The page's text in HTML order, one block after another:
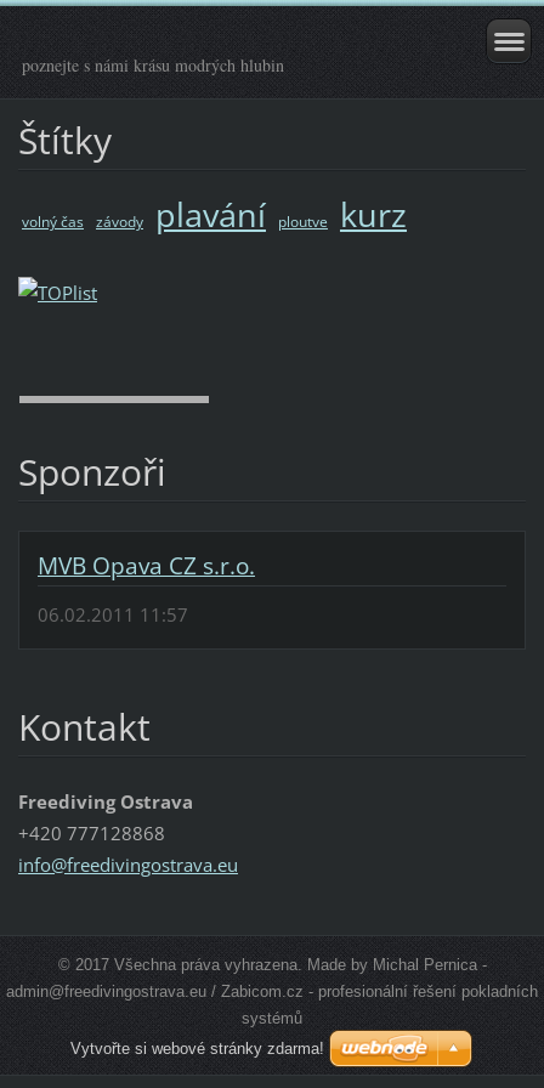
poznejte s námi krásu modrých hlubin
Štítky
volný čas závody plavání ploutve kurz
Sponzoři
MVB Opava CZ s.r.o.
06.02.2011 11:57
Kontakt
Freediving Ostrava
+420 777128868
info@freedivingostrava.eu
© 2017 Všechna práva vyhrazena. Made by Michal Pernica -
admin@freedivingostrava.eu / Zabicom.cz - profesionální řešení pokladních
systémů
Vytvořte si webové stránky zdarma!